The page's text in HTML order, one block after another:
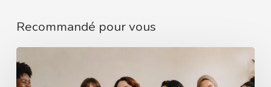
Recommandé pour vous
mieux